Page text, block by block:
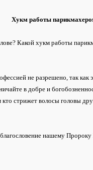
Хукм работы
Какой хукм работы
не разрешено, так как
в добре и
стрижет волосы головы
нашему